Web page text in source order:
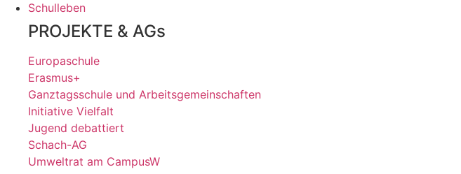
Schulleben
PROJEKTE & AGs
Europaschule
Erasmus+
Ganztagsschule und Arbeitsgemeinschaften
Initiative Vielfalt
Jugend debattiert
Schach-AG
Umweltrat am CampusW